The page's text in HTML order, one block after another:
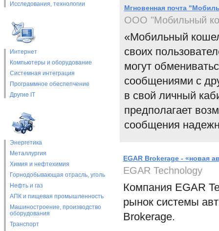
Исследования, технологии
Интернет
Компьютеры и оборудование
Системная интеграция
Программное обеспепчение
Другие IT
Энергетика
Металлургия
Химия и нефтехимия
Горнодобывающая отрасль, уголь
Нефть и газ
АПК и пищевая промышленность
Машиностроение, производство
оборудования
Транспорт
Мгновенная почта
ООО "Мобильный
«Мобильный
своих
могут
сообщениями с
в свой личный
предполагает
сообщения
EGAR Brokerage - «новая
EGAR Technology
Компания EGAR
рынок системы
Brokerage.